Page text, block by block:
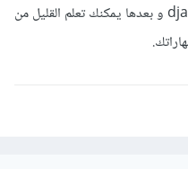
في ذلك الآن، تعلم بايثون و من ثم django و بعدها يمكنك تعلم القليل من